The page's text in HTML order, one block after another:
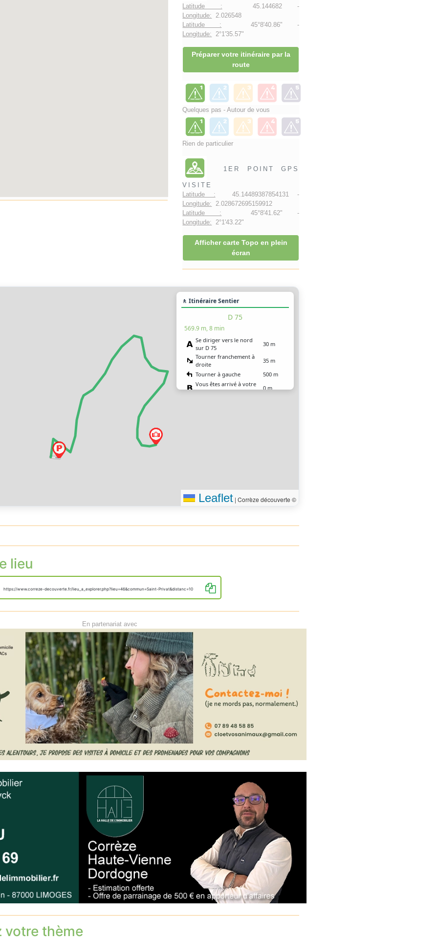
Latitude : 45.144682 -
Longitude: 2.026548
Latitude : 45°8'40.86" -
Longitude: 2°1'35.57"
Préparer votre itinéraire par la
route
Quelques pas - Autour de vous
Rien de particulier
1ER POINT GPS
VISITE
Latitude : 45.14489387854131 -
Longitude: 2.028672695159912
Latitude : 45°8'41.62" -
Longitude: 2°1'43.22"
Afficher carte Topo en plein
écran
🚶 Itinéraire Sentier
D 75
569.9 m, 8 min
Se diriger vers le nord
sur D 75
30 m
Tourner franchement à
droite
35 m
Tourner à gauche
500 m
Vous êtes arrivé à votre
destination
0 m
Leaflet | Corrèze découverte ©
lieu
https://www.correze-decouverte.fr/lieu_a_explorer.php?lieu=46&commun=Saint-Privat&distanc=10
En partenariat avec
votre thème